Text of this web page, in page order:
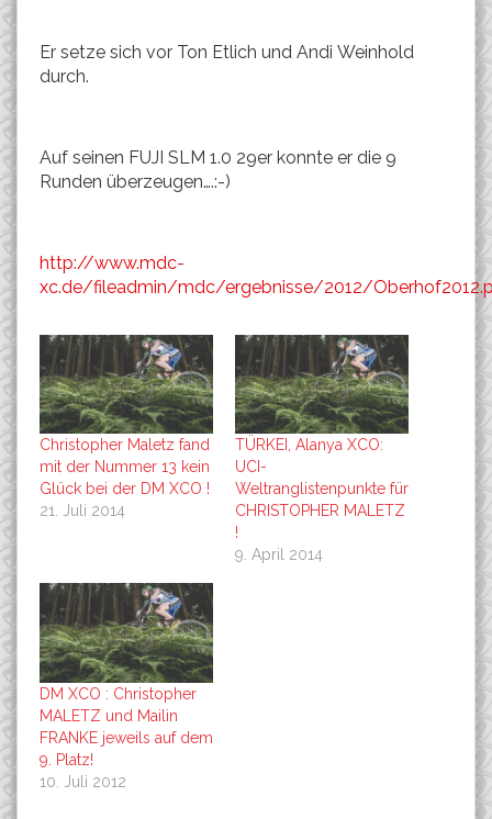
Er setze sich vor Ton Etlich und Andi Weinhold
durch.
Auf seinen FUJI SLM 1.0 29er konnte er die 9
Runden überzeugen….:-)
http://www.mdc-
xc.de/fileadmin/mdc/ergebnisse/2012/
Christopher Maletz fand
mit der Nummer 13 kein
Glück bei der DM XCO !
21. Juli 2014
TÜRKEI, Alanya XCO:
UCI-
Weltranglistenpunkte für
CHRISTOPHER MALETZ
!
9. April 2014
DM XCO : Christopher
MALETZ und Mailin
FRANKE jeweils auf dem
9. Platz!
10. Juli 2012